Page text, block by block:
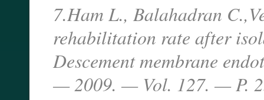
7.Ham L., Balahadran
rehabilitation rate after
Descement membrane
— 2009. — Vol. 127. — P.